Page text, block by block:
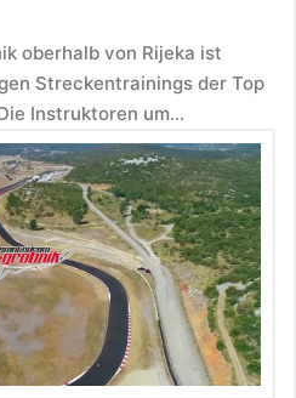
oberhalb von Rijeka ist
Streckentrainings der Top
Instruktoren um...